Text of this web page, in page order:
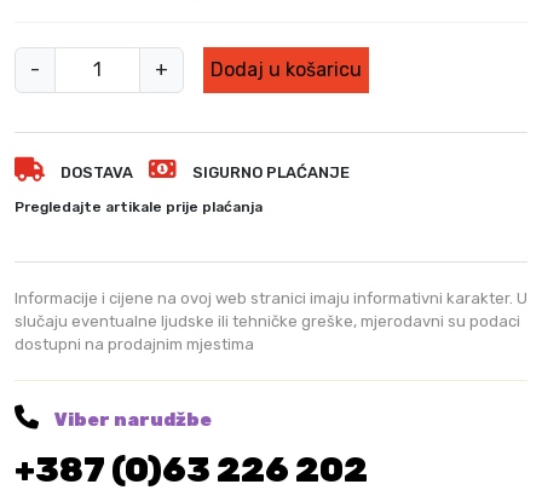
-
p
a
t
a
p
r
a
n
j
V
+ Dodaj u košaricu
DOSTAVA SIGURNO PLAĆANJE
Pregledajte artikale prije plaćanja
Informacije i cijene na ovoj web stranici imaju informativni karakter. U
slučaju eventualne ljudske ili tehničke greške, mjerodavni su podaci
dostupni na prodajnim mjestima
Viber narudžbe
+387 (0)63 226 202